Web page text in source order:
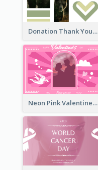
Donation Thank You Card
Neon Pink Valentine Greeting Card Design Ideas